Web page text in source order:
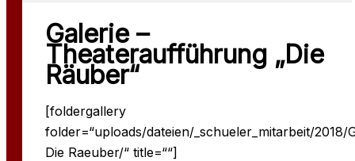
Galerie –
Theateraufführung „Die
Räuber“
[foldergallery
folder=“uploads/dateien/_schueler_mitarbeit/2018/
Die Raeuber/“ title=““]